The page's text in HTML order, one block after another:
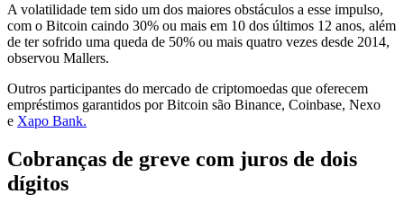
A volatilidade tem sido um dos maiores obstáculos a esse impulso,
com o Bitcoin caindo 30% ou mais em 10 dos últimos 12 anos, além
de ter sofrido uma queda de 50% ou mais quatro vezes desde 2014,
observou Mallers.
Outros participantes do mercado de criptomoedas que oferecem
empréstimos garantidos por Bitcoin são Binance, Coinbase, Nexo
e Xapo Bank.
Cobranças de greve com juros de dois
dígitos